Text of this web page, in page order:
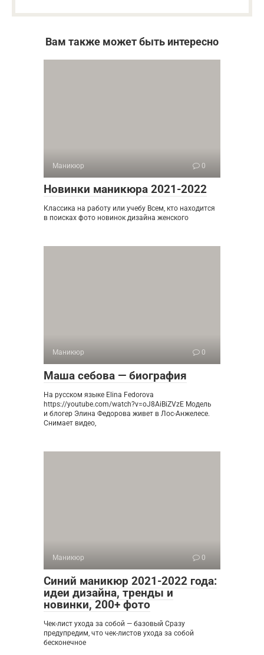
Вам также может быть интересно
Маникюр 0
Новинки маникюра 2021-2022
Классика на работу или учебу Всем, кто находится
в поисках фото новинок дизайна женского
Маникюр 0
Маша себова — биография
На русском языке Elina Fedorova
https://youtube.com/watch?v=oJ8AiBiZVzE Модель
и блогер Элина Федорова живет в Лос-Анжелесе.
Снимает видео,
Маникюр 0
Синий маникюр 2021-2022 года:
идеи дизайна, тренды и
новинки, 200+ фото
Чек-лист ухода за собой — базовый Сразу
предупредим, что чек-листов ухода за собой
бесконечное